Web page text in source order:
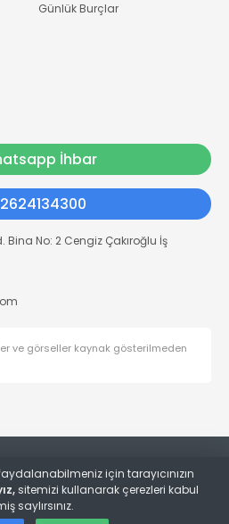
Günlük Burçlar
İhbar
Bina No: 2 Cengiz Çakıroğlu İş
ve görseller kaynak gösterilmeden
için tarayıcınızın
sitemizi kullanarak çerezleri kabul
saylırsınız.